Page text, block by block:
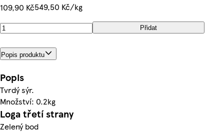
109,90 Kč549,50 Kč/kg
Přidat
Popis produktu
Popis
Tvrdý sýr.
Množství: 0.2kg
Loga třetí strany
Zelený bod